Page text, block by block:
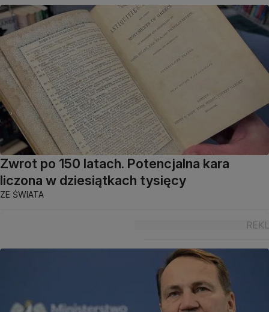
Zwrot po 150 latach. Potencjalna kara
liczona w dziesiątkach tysięcy
ZE ŚWIATA